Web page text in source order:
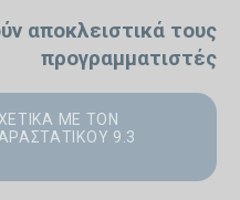
αποκλειστικά τους
προγραμματιστές
ΜΕ ΤΟΝ
9.3